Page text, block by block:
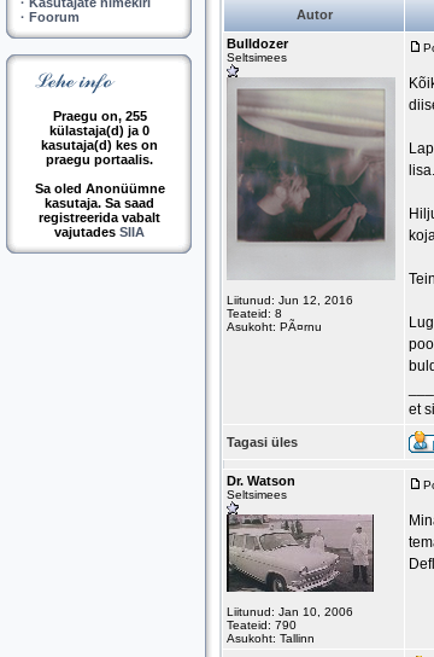
· Foorum
Praegu on, 255
külastaja(d) ja 0
kasutaja(d) kes on
praegu portaalis.
Sa oled Anonüümne
kasutaja. Sa saad
registreerida vabalt
vajutades SIIA
Autor
Bulldozer
Seltsimees
Liitunud: Jun 12, 2016
Teateid: 8
Asukoht: PÃ¤rnu
et
Tagasi üles
Dr. Watson
Seltsimees
Liitunud: Jan 10, 2006
Teateid: 790
Asukoht: Tallinn